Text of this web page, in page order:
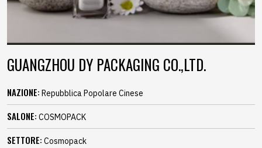
GUANGZHOU DY PACKAGING CO.,LTD.
NAZIONE: Repubblica Popolare Cinese
SALONE: COSMOPACK
SETTORE: Cosmopack